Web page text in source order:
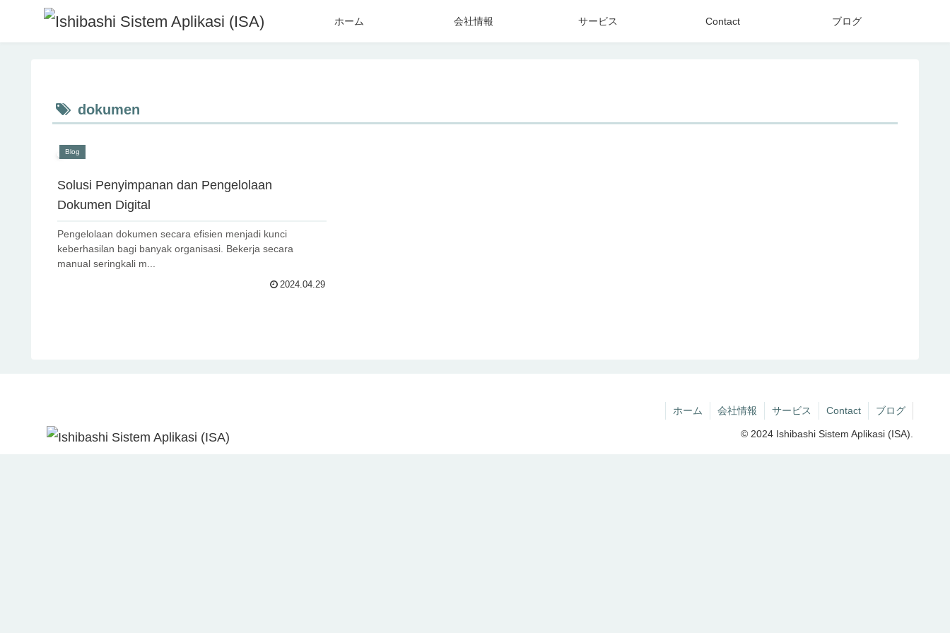
ホーム 会社情報 サービス Contact ブログ
dokumen
Blog
Solusi Penyimpanan dan Pengelolaan
Dokumen Digital
Pengelolaan dokumen secara efisien menjadi kunci
keberhasilan bagi banyak organisasi. Bekerja secara
manual seringkali m...
2024.04.29
ホーム 会社情報 サービス Contact ブログ
© 2024 Ishibashi Sistem Aplikasi (ISA).